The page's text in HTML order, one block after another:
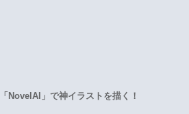
NovelAI」で神イラストを描く！